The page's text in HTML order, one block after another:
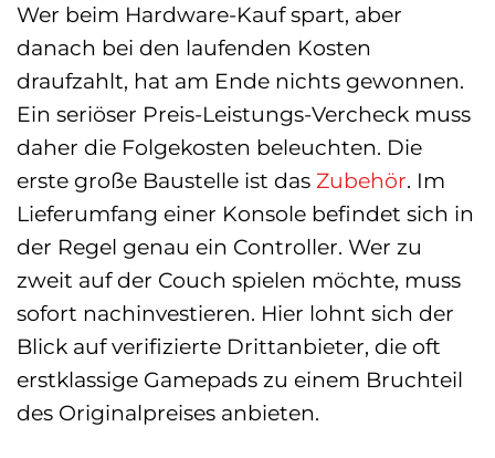
Wer beim Hardware-Kauf spart, aber
danach bei den laufenden Kosten
draufzahlt, hat am Ende nichts gewonnen.
Ein seriöser Preis-Leistungs-Vercheck muss
daher die Folgekosten beleuchten. Die
erste große Baustelle ist das Zubehör. Im
Lieferumfang einer Konsole befindet sich in
der Regel genau ein Controller. Wer zu
zweit auf der Couch spielen möchte, muss
sofort nachinvestieren. Hier lohnt sich der
Blick auf verifizierte Drittanbieter, die oft
erstklassige Gamepads zu einem Bruchteil
des Originalpreises anbieten.